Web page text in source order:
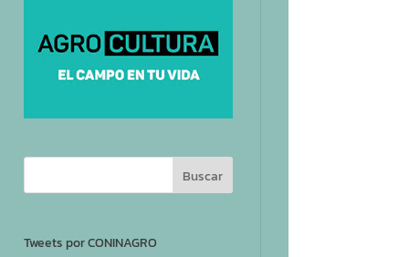
Tweets por CONINAGRO